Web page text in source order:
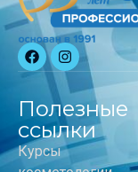
Полезные
ссылки
Курсы